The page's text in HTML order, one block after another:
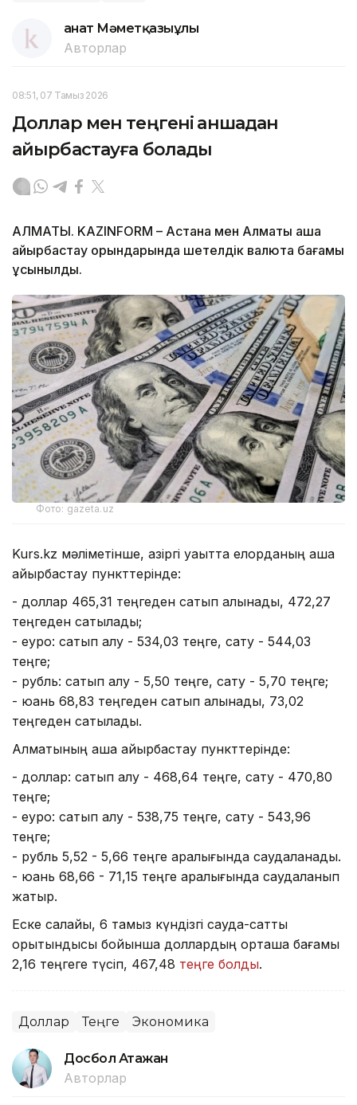
Қанат Мәметқазыұлы
Авторлар
08:51, 07 Тамыз 2026
Доллар мен теңгені қаншадан
айырбастауға болады
АЛМАТЫ. KAZINFORM – Астана мен Алматы ақша
айырбастау орындарында шетелдік валюта бағамы
ұсынылды.
Фото: gazeta.uz
Kurs.kz мәліметінше, қазіргі уақытта елорданың ақша
айырбастау пункттерінде:
- доллар 465,31 теңгеден сатып алынады, 472,27
теңгеден сатылады;
- еуро: сатып алу - 534,03 теңге, сату - 544,03
теңге;
- рубль: сатып алу - 5,50 теңге, сату - 5,70 теңге;
- юань 68,83 теңгеден сатып алынады, 73,02
теңгеден сатылады.
Алматының ақша айырбастау пункттерінде:
- доллар: сатып алу - 468,64 теңге, сату - 470,80
теңге;
- еуро: сатып алу - 538,75 теңге, сату - 543,96
теңге;
- рубль 5,52 - 5,66 теңге аралығында саудаланады.
- юань 68,66 - 71,15 теңге аралығында саудаланып
жатыр.
Еске салайық, 6 тамыз күндізгі сауда-саттық
қорытындысы бойынша доллардың орташа бағамы
2,16 теңгеге түсіп, 467,48 теңге болды.
Доллар Теңге Экономика
Досбол Атажан
Авторлар